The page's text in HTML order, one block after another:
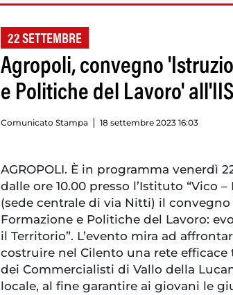
22 SETTEMBRE
Agropoli, convegno
e Politiche del Lavoro'
Comunicato Stampa 18 settembre 2023 16:03
AGROPOLI. È in programma venerdì
dalle ore 10.00 presso l’Istituto “Vico
(sede centrale di via Nitti) il convegno
Formazione e Politiche del Lavoro:
il Territorio”. L’evento mira ad
costruire nel Cilento una rete efficace
dei Commercialisti di Vallo della
locale, al fine garantire ai giovani le